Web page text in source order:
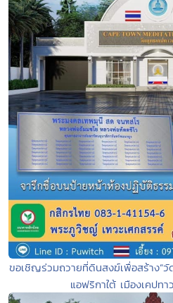
ขอเชิญร่วมถวายที่ดินสงฆ์เพื่อสร้าง“วั
แอฟริกาใต้ เมืองเคปท